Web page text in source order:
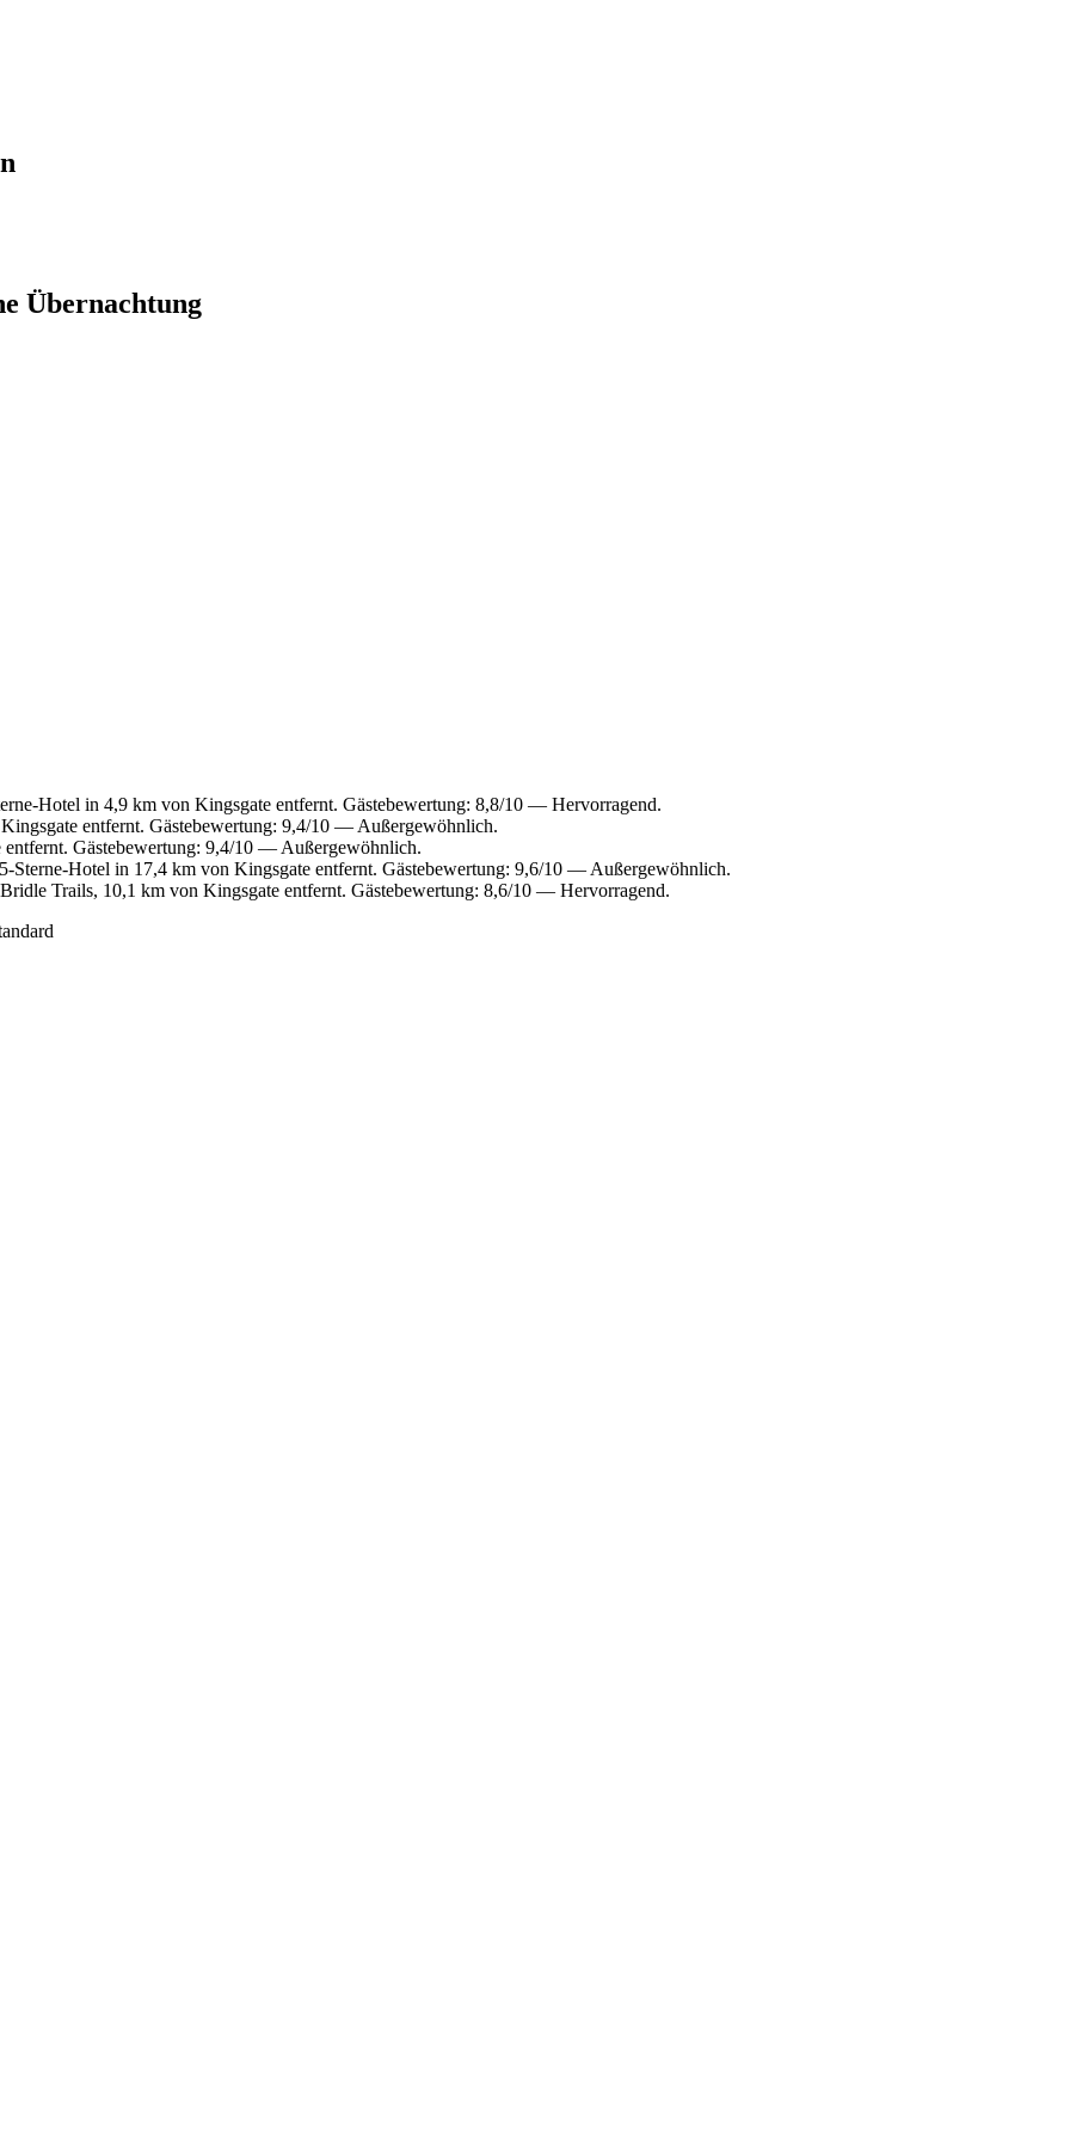
Übernachtung
Hotel in 4,9 km von Kingsgate entfernt. Gästebewertung: 8,8/10 — Hervorragend.
entfernt. Gästebewertung: 9,4/10 — Außergewöhnlich.
Gästebewertung: 9,4/10 — Außergewöhnlich.
Hotel in 17,4 km von Kingsgate entfernt. Gästebewertung: 9,6/10 — Außergewöhnlich.
Trails, 10,1 km von Kingsgate entfernt. Gästebewertung: 8,6/10 — Hervorragend.